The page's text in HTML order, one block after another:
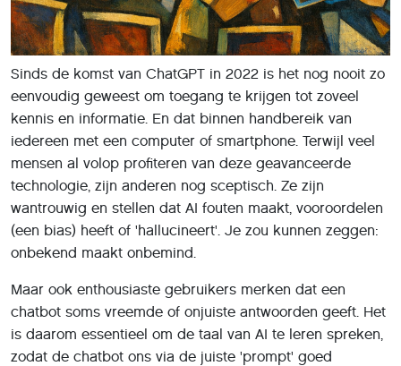
Sinds de komst van ChatGPT in 2022 is het nog nooit zo
eenvoudig geweest om toegang te krijgen tot zoveel
kennis en informatie. En dat binnen handbereik van
iedereen met een computer of smartphone. Terwijl veel
mensen al volop profiteren van deze geavanceerde
technologie, zijn anderen nog sceptisch. Ze zijn
wantrouwig en stellen dat AI fouten maakt, vooroordelen
(een bias) heeft of 'hallucineert'. Je zou kunnen zeggen:
onbekend maakt onbemind.
Maar ook enthousiaste gebruikers merken dat een
chatbot soms vreemde of onjuiste antwoorden geeft. Het
is daarom essentieel om de taal van AI te leren spreken,
zodat de chatbot ons via de juiste 'prompt' goed